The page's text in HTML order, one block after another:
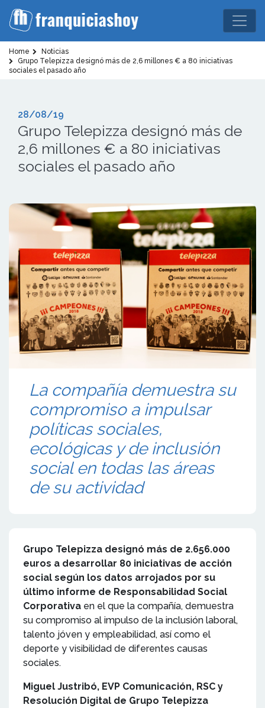
Home
Noticias
Grupo Telepizza designó más de 2,6 millones € a 80 iniciativas
sociales el pasado año
28/08/19
Grupo Telepizza designó más de
2,6 millones € a 80 iniciativas
sociales el pasado año
La compañía demuestra su
compromiso a impulsar
políticas sociales,
ecológicas y de inclusión
social en todas las áreas
de su actividad
Grupo Telepizza designó más de 2.656.000
euros a desarrollar 80 iniciativas de acción
social según los datos arrojados por su
último informe de Responsabilidad Social
Corporativa en el que la compañía, demuestra
su compromiso al impulso de la inclusión laboral,
talento jóven y empleabilidad, así como el
deporte y visibilidad de diferentes causas
sociales.
Miguel Justribó, EVP Comunicación, RSC y
Resolución Digital de Grupo Telepizza